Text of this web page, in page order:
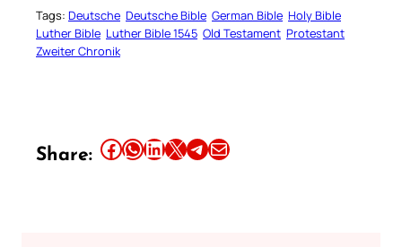
Tags: Deutsche Deutsche Bible German Bible Holy Bible
Luther Bible Luther Bible 1545 Old Testament Protestant
Zweiter Chronik
Share: Share this article on Facebook Share this article on WhatsApp Share this article on LinkedIn Share this article on X Share this article on TelegramEmail this Article